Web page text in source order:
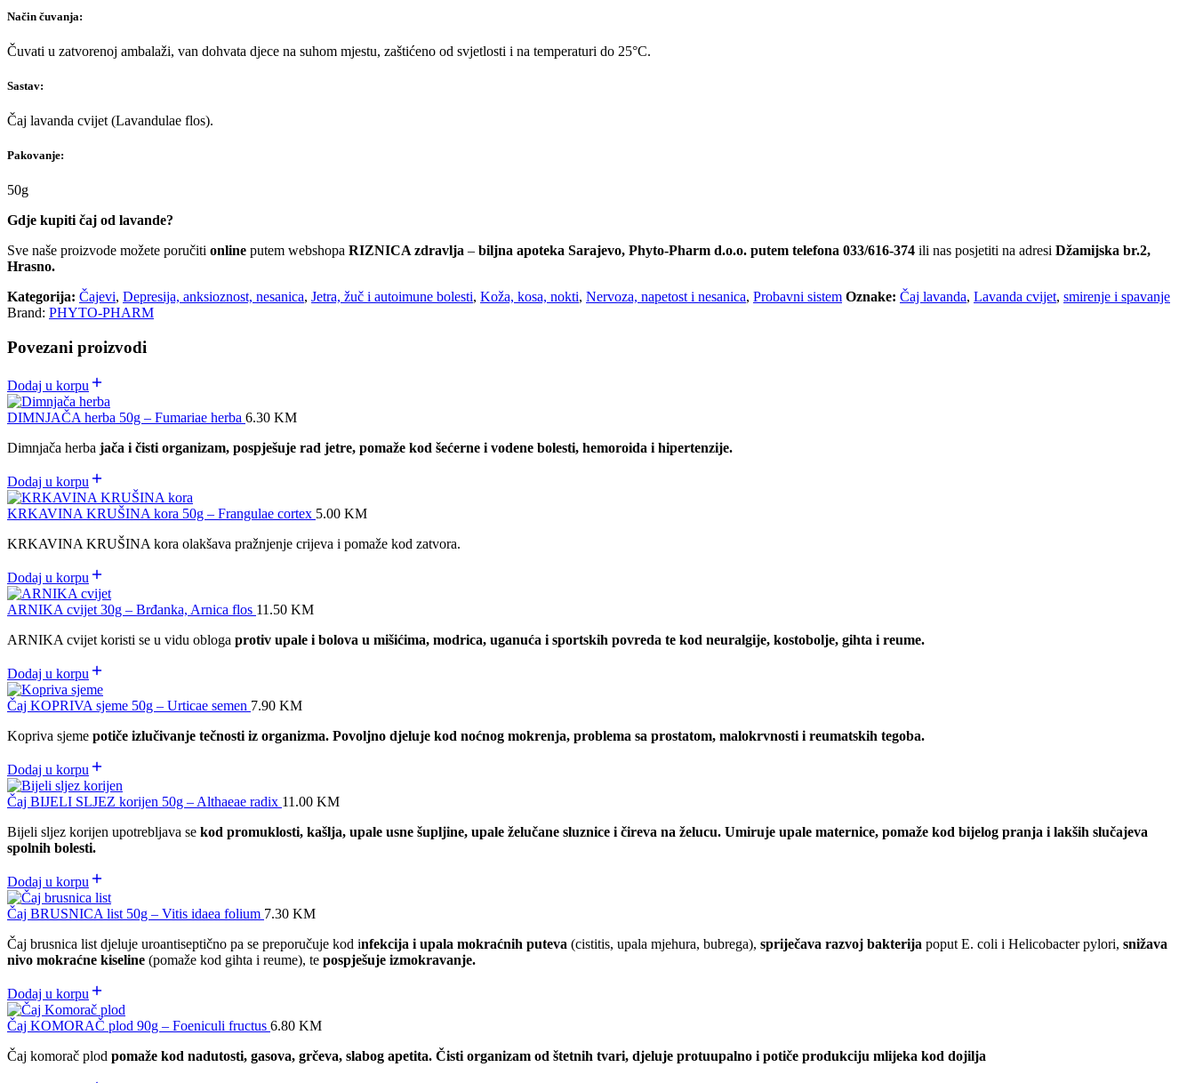
Način čuvanja:
Čuvati u zatvorenoj ambalaži, van dohvata djece na suhom mjestu, zaštićeno od svjetlosti i na temperaturi do 25°C.
Sastav:
Čaj lavanda cvijet (Lavandulae flos).
Pakovanje:
50g
Gdje kupiti čaj od lavande?
Sve naše proizvode možete poručiti online putem webshopa RIZNICA zdravlja – biljna apoteka Sarajevo, Phyto-Pharm d.o.o. putem telefona 033/616-374 ili nas posjetiti na adresi Džamijska br.2,
Hrasno.
Kategorija: Čajevi, Depresija, anksioznost, nesanica, Jetra, žuč i autoimune bolesti, Koža, kosa, nokti, Nervoza, napetost i nesanica, Probavni sistem Oznake: Čaj lavanda, Lavanda cvijet, smirenje i spavanje
Brand: PHYTO-PHARM
Povezani proizvodi
Dodaj u korpu
DIMNJAČA herba 50g – Fumariae herba 6.30 KM
Dimnjača herba jača i čisti organizam, pospješuje rad jetre, pomaže kod šećerne i vodene bolesti, hemoroida i hipertenzije.
Dodaj u korpu
KRKAVINA KRUŠINA kora 50g – Frangulae cortex 5.00 KM
KRKAVINA KRUŠINA kora olakšava pražnjenje crijeva i pomaže kod zatvora.
Dodaj u korpu
ARNIKA cvijet 30g – Brđanka, Arnica flos 11.50 KM
ARNIKA cvijet koristi se u vidu obloga protiv upale i bolova u mišićima, modrica, uganuća i sportskih povreda te kod neuralgije, kostobolje, gihta i reume.
Dodaj u korpu
Čaj KOPRIVA sjeme 50g – Urticae semen 7.90 KM
Kopriva sjeme potiče izlučivanje tečnosti iz organizma. Povoljno djeluje kod noćnog mokrenja, problema sa prostatom, malokrvnosti i reumatskih tegoba.
Dodaj u korpu
Čaj BIJELI SLJEZ korijen 50g – Althaeae radix 11.00 KM
Bijeli sljez korijen upotrebljava se kod promuklosti, kašlja, upale usne šupljine, upale želučane sluznice i čireva na želucu. Umiruje upale maternice, pomaže kod bijelog pranja i lakših slučajeva
spolnih bolesti.
Dodaj u korpu
Čaj BRUSNICA list 50g – Vitis idaea folium 7.30 KM
Čaj brusnica list djeluje uroantiseptično pa se preporučuje kod infekcija i upala mokraćnih puteva (cistitis, upala mjehura, bubrega), spriječava razvoj bakterija poput E. coli i Helicobacter pylori, snižava
nivo mokraćne kiseline (pomaže kod gihta i reume), te pospješuje izmokravanje.
Dodaj u korpu
Čaj KOMORAČ plod 90g – Foeniculi fructus 6.80 KM
Čaj komorač plod pomaže kod nadutosti, gasova, grčeva, slabog apetita. Čisti organizam od štetnih tvari, djeluje protuupalno i potiče produkciju mlijeka kod dojilja